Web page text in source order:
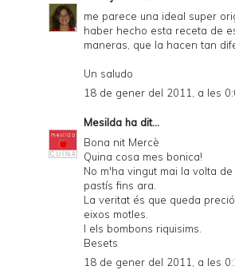
me parece una ideal super
haber hecho esta receta de
maneras, que la hacen tan
Un saludo
18 de gener del 2011, a les
Mesilda ha dit...
Bona nit Mercè
Quina cosa mes bonica!
No m'ha vingut mai la volta
pastís fins ara.
La veritat és que queda
eixos motles.
I els bombons riquisims.
Besets
18 de gener del 2011, a les